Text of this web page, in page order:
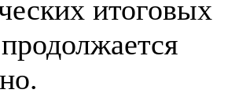
итоговых